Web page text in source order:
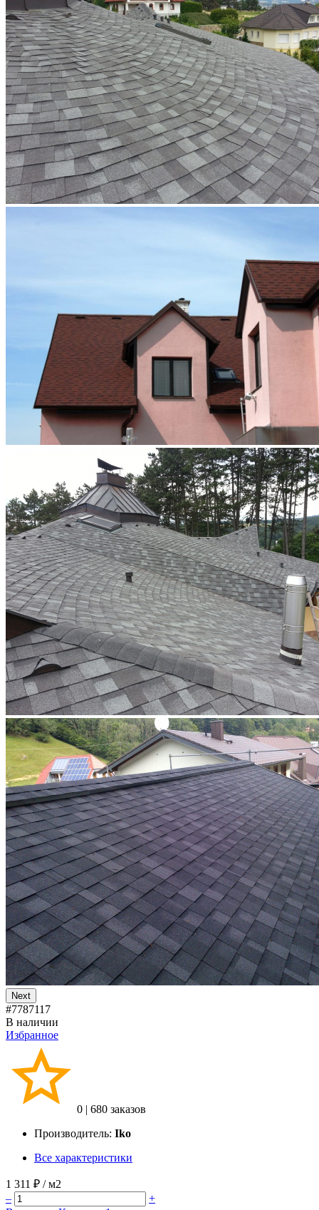
Next
#7787117
В наличии
Избранное
0 | 680 заказов
Производитель: Iko
Все характеристики
1 311 ₽ / м2
–
+